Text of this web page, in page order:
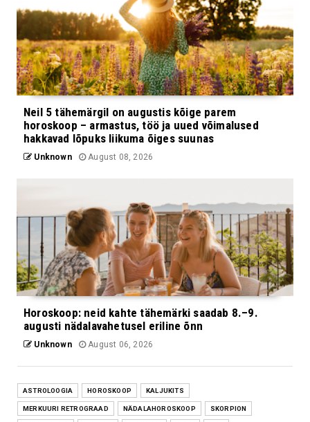
Neil 5 tähemärgil on augustis kõige parem
horoskoop – armastus, töö ja uued võimalused
hakkavad lõpuks liikuma õiges suunas
Unknown August 08, 2026
Horoskoop: neid kahte tähemärki saadab 8.–9.
augusti nädalavahetusel eriline õnn
Unknown August 06, 2026
ASTROLOOGIA HOROSKOOP KALJUKITS
MERKUURI RETROGRAAD NÄDALAHOROSKOOP SKORPION